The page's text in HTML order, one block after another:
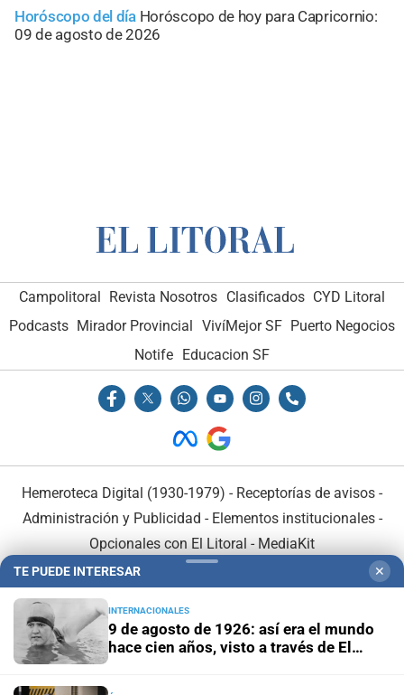
Horóscopo del día Horóscopo de hoy para Capricornio:
09 de agosto de 2026
Campolitoral Revista Nosotros Clasificados CYD Litoral
Podcasts Mirador Provincial VivíMejor SF Puerto Negocios
Notife Educacion SF
Hemeroteca Digital (1930-1979) - Receptorías de avisos -
Administración y Publicidad - Elementos institucionales-
Opcionales con El Litoral - MediaKit
TE PUEDE INTERESAR ✕
INTERNACIONALES
9 de agosto de 1926: así era el mundo
hace cien años, visto a través de El